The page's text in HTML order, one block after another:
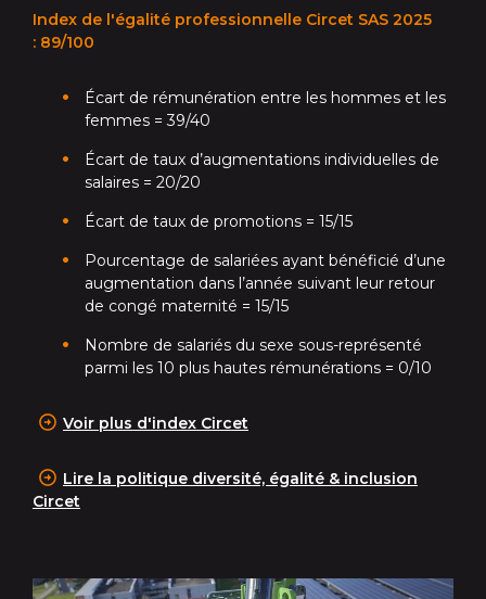
Index de l'égalité professionnelle Circet SAS 2025
: 89/100
Écart de rémunération entre les hommes et les
femmes = 39/40
Écart de taux d’augmentations individuelles de
salaires = 20/20
Écart de taux de promotions = 15/15
Pourcentage de salariées ayant bénéficié d’une
augmentation dans l’année suivant leur retour
de congé maternité = 15/15
Nombre de salariés du sexe sous-représenté
parmi les 10 plus hautes rémunérations = 0/10­
Voir plus d'index Circet
Lire la politique diversité, égalité & inclusion
Circet